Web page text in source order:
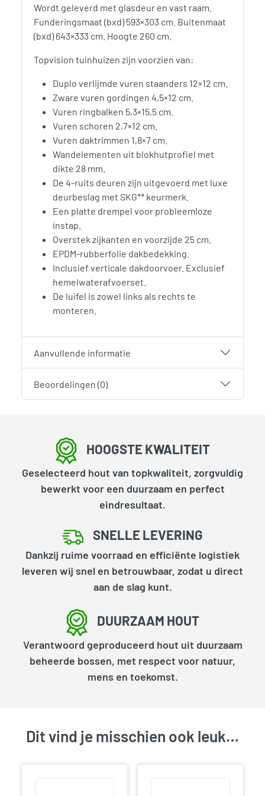
Wordt geleverd met glasdeur en vast raam.
Funderingsmaat (bxd) 593×303 cm. Buitenmaat
(bxd) 643×333 cm. Hoogte 260 cm.
Topvision tuinhuizen zijn voorzien van:
Duplo verlijmde vuren staanders 12×12 cm.
Zware vuren gordingen 4,5×12 cm.
Vuren ringbalken 5,3×15,5 cm.
Vuren schoren 2,7×12 cm.
Vuren daktrimmen 1,8×7 cm.
Wandelementen uit blokhutprofiel met
dikte 28 mm.
De 4-ruits deuren zijn uitgevoerd met luxe
deurbeslag met SKG** keurmerk.
Een platte drempel voor probleemloze
instap.
Overstek zijkanten en voorzijde 25 cm.
EPDM-rubberfolie dakbedekking.
Inclusief verticale dakdoorvoer. Exclusief
hemelwaterafvoerset.
De luifel is zowel links als rechts te
monteren.
Aanvullende informatie
Beoordelingen (0)
HOOGSTE KWALITEIT
Geselecteerd hout van topkwaliteit, zorgvuldig
bewerkt voor een duurzaam en perfect
eindresultaat.
SNELLE LEVERING
Dankzij ruime voorraad en efficiënte logistiek
leveren wij snel en betrouwbaar, zodat u direct
aan de slag kunt.
DUURZAAM HOUT
Verantwoord geproduceerd hout uit duurzaam
beheerde bossen, met respect voor natuur,
mens en toekomst.
Dit vind je misschien ook leuk…